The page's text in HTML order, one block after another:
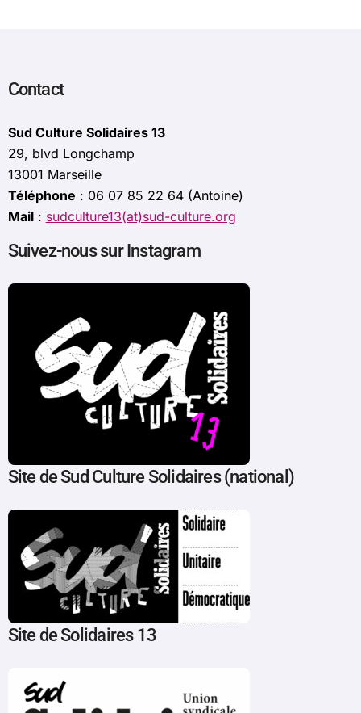
Contact
Sud Culture Solidaires 13
29, blvd Longchamp
13001 Marseille
Téléphone : 06 07 85 22 64 (Antoine)
Mail: sudculture13(at)sud-culture.org
Suivez-nous sur Instagram
Site de Sud Culture Solidaires (national)
Site de Solidaires 13